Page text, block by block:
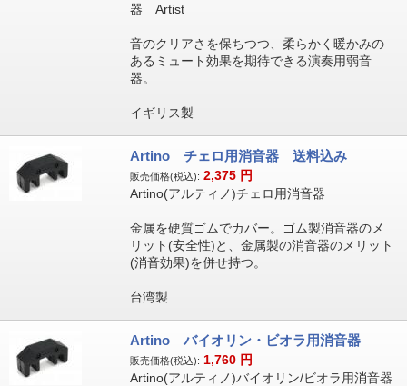
器 Artist
音のクリアさを保ちつつ、柔らかく暖かみの
あるミュート効果を期待できる演奏用弱音
器。
イギリス製
Artino チェロ用消音器 送料込み
販売価格(税込): 2,375 円
Artino(アルティノ)チェロ用消音器
金属を硬質ゴムでカバー。ゴム製消音器のメ
リット(安全性)と、金属製の消音器のメリット
(消音効果)を併せ持つ。
台湾製
Artino バイオリン・ビオラ用消音器
販売価格(税込): 1,760 円
Artino(アルティノ)バイオリン/ビオラ用消音器